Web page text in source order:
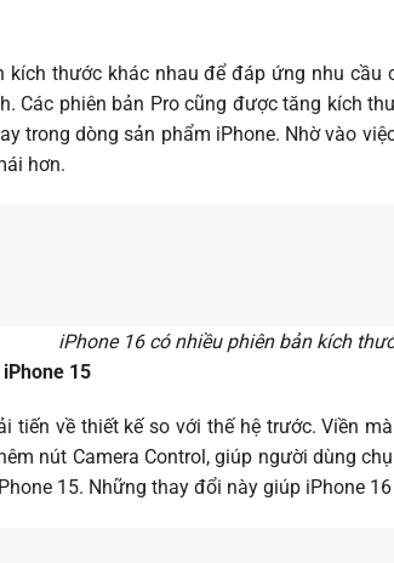
kích thước khác nhau để đáp ứng nhu
Các phiên bản Pro cũng được tăng kích
trong dòng sản phẩm iPhone. Nhờ vào
hơn.
iPhone 16 có nhiều phiên bản kích
15
tiến về thiết kế so với thế hệ trước. Viền
nút Camera Control, giúp người dùng
15. Những thay đổi này giúp iPhone